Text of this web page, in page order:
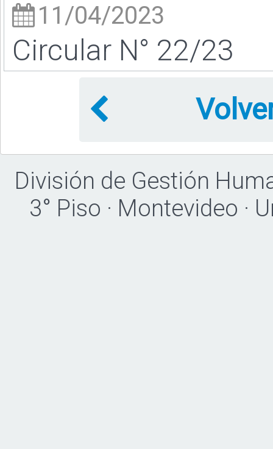
11/04/2023
Circular N° 22/23
División de Gestión
3° Piso · Montevideo ·